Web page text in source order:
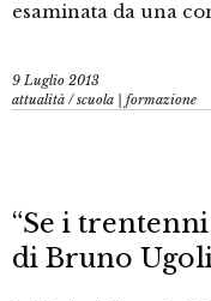
esaminata da una
9 Luglio 2013
attualità /scuola | formazione
“Se i
di Bruno